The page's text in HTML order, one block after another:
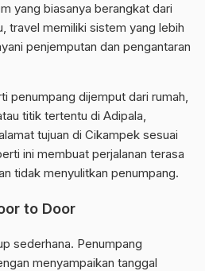
yang biasanya berangkat dari
travel memiliki sistem yang lebih
penjemputan dan pengantaran
penumpang dijemput dari rumah,
titik tertentu di Adipala,
tujuan di Cikampek sesuai
ini membuat perjalanan terasa
tidak menyulitkan penumpang.
to Door
sederhana. Penumpang
menyampaikan tanggal